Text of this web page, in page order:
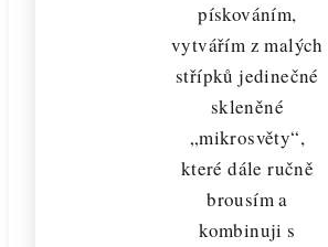
pískováním,
vytvářím z malých
střípků jedinečné
skleněné
„mikrosvěty“,
které dále ručně
brousím a
kombinuji s